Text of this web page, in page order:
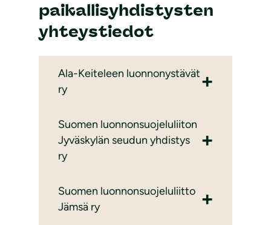
paikallisyhdistysten
yhteystiedot
Ala-Keiteleen luonnonystävät
ry
Suomen luonnonsuojeluliiton
Jyväskylän seudun yhdistys
ry
Suomen luonnonsuojeluliitto
Jämsä ry